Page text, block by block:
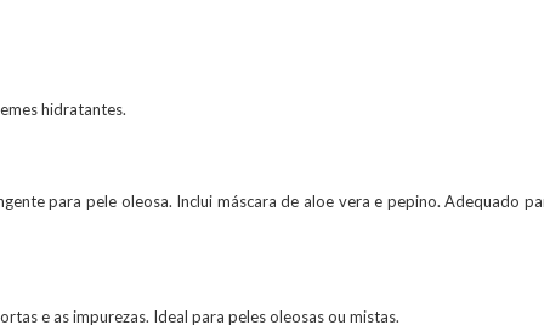
hidratantes.
para pele oleosa. Inclui máscara de aloe vera e pepino. Adequado
e as impurezas. Ideal para peles oleosas ou mistas.